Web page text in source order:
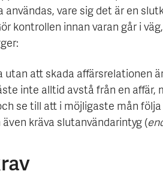
användas, vare sig det är en
kontrollen innan varan går i
utan att skada affärsrelationen
inte alltid avstå från en affär,
se till att i möjligaste mån följa
kräva slutanvändarintyg (